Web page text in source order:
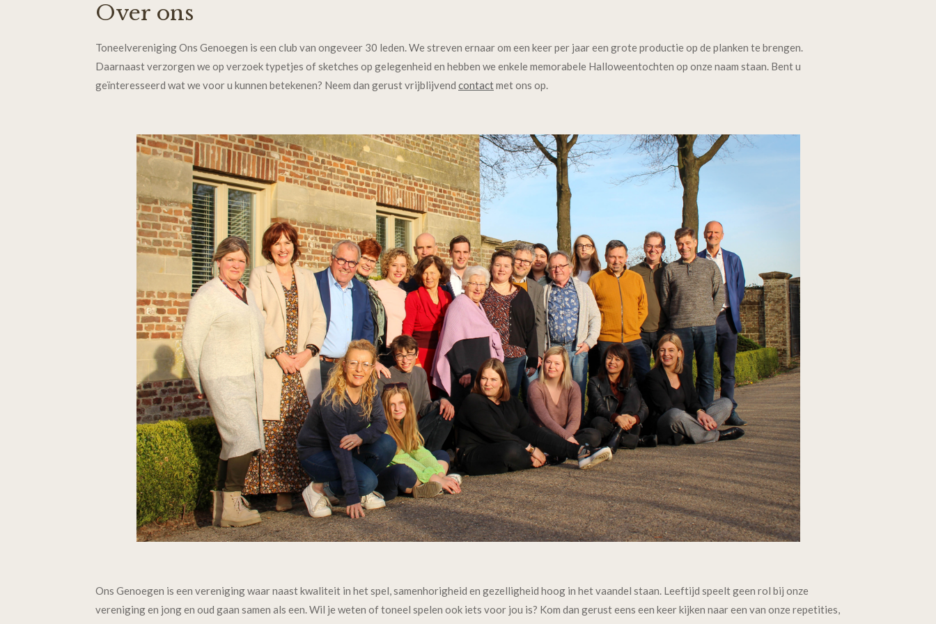
Over ons
Toneelvereniging Ons Genoegen is een club van ongeveer 30 leden. We streven ernaar om een keer per jaar een grote productie op de planken te brengen.
Daarnaast verzorgen we op verzoek typetjes of sketches op gelegenheid en hebben we enkele memorabele Halloweentochten op onze naam staan. Bent u
geïnteresseerd wat we voor u kunnen betekenen? Neem dan gerust vrijblijvend contactmet ons op.
Ons Genoegen is een vereniging waar naast kwaliteit in het spel, samenhorigheid en gezelligheid hoog in het vaandel staan. Leeftijd speelt geen rol bij onze
vereniging en jong en oud gaan samen als een. Wil je weten of toneel spelen ook iets voor jou is? Kom dan gerust eens een keer kijken naar een van onze repetities,